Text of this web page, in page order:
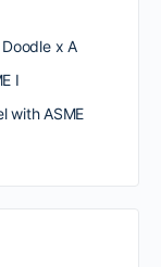
x A
I
with ASME